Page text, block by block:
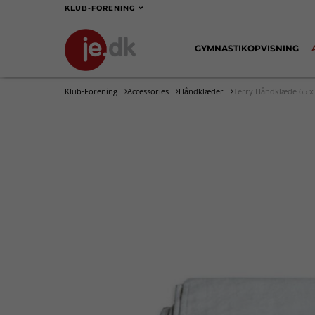
KLUB-FORENING
GYMNASTIKOPVISNING
Klub-Forening Accessories Håndklæder Terry Håndklæde 65 x